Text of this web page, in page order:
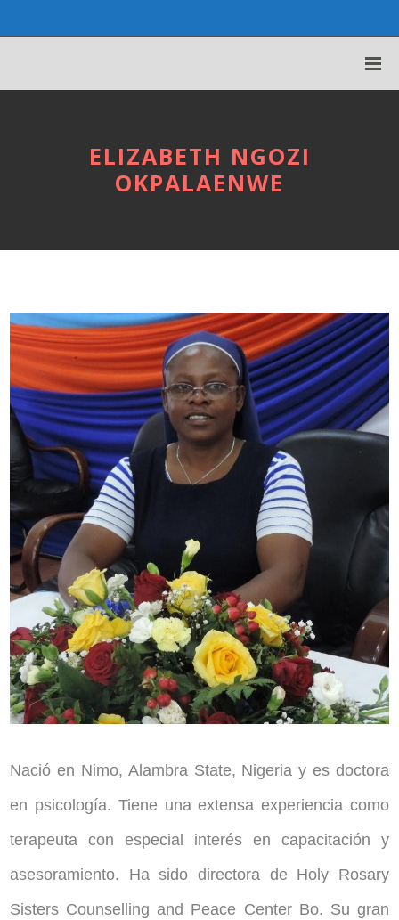
ELIZABETH NGOZI
OKPALAENWE
Nació en Nimo, Alambra State, Nigeria y es doctora
en psicología. Tiene una extensa experiencia como
terapeuta con especial interés en capacitación y
asesoramiento. Ha sido directora de Holy Rosary
Sisters Counselling and Peace Center Bo. Su gran